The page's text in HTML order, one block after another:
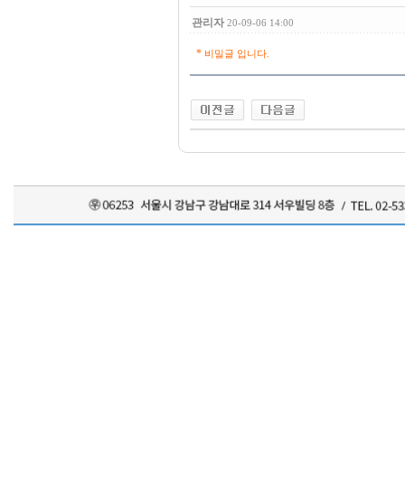
관리자 20-09-06 14:00
* 비밀글 입니다.